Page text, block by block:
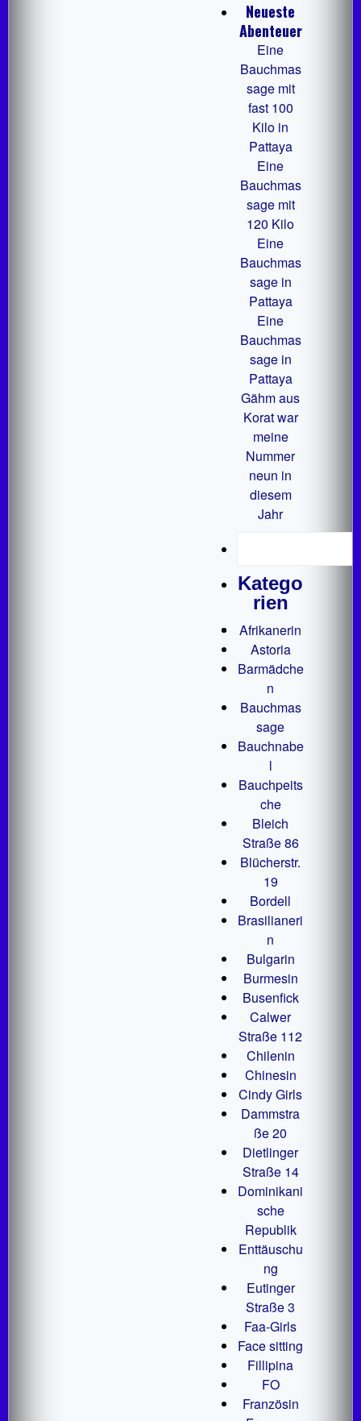
Neueste
Abenteuer
Eine
Bauchmas
sage mit
fast 100
Kilo in
Pattaya
Eine
Bauchmas
sage mit
120 Kilo
Eine
Bauchmas
sage in
Pattaya
Eine
Bauchmas
sage in
Pattaya
Gähm aus
Korat war
meine
Nummer
neun in
diesem
Jahr
Katego
rien
Afrikanerin
Astoria
Barmädche
n
Bauchmas
sage
Bauchnabe
l
Bauchpeits
che
Bleich
Straße 86
Blücherstr.
19
Bordell
Brasilianeri
n
Bulgarin
Burmesin
Busenfick
Calwer
Straße 112
Chilenin
Chinesin
Cindy Girls
Dammstra
ße 20
Dietlinger
Straße 14
Dominikani
sche
Republik
Enttäuschu
ng
Eutinger
Straße 3
Faa-Girls
Face sitting
Fillipina
FO
Französin